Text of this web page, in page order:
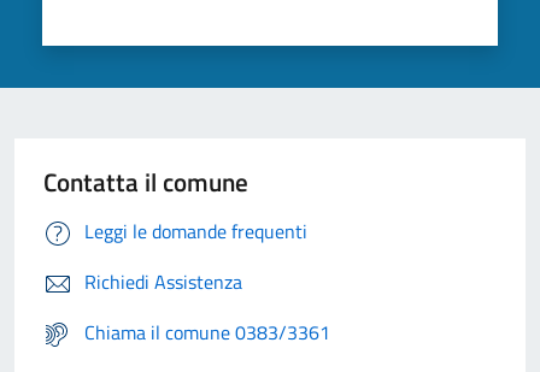
Contatta il comune
Leggi le domande frequenti
Richiedi Assistenza
Chiama il comune 0383/3361